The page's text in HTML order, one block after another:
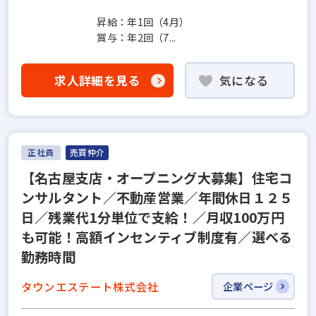
昇給：年1回（4月）
賞与：年2回（7...
求人詳細を見る 気になる
正社員 売買仲介
【名古屋支店・オープニング大募集】住宅コ
ンサルタント／不動産営業／年間休日１２５
日／残業代1分単位で支給！／月収100万円
も可能！高額インセンティブ制度有／選べる
勤務時間
タウンエステート株式会社 企業ページ